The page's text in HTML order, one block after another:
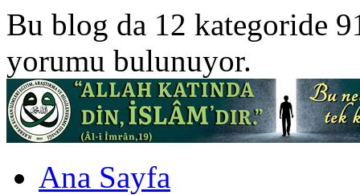
Bu blog da 12 kategoride
yorumu bulunuyor.
Ana Sayfa